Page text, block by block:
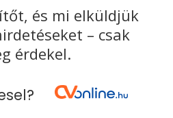
és mi elküldjük
– csak
érdekel.